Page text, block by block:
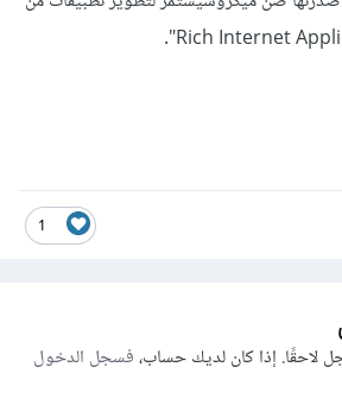
1
لاحقًا. إذا كان لديك حساب،فسجل الدخول